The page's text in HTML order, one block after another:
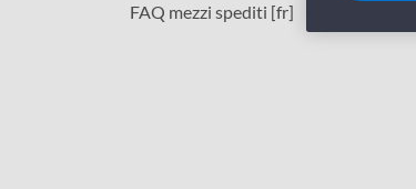
FAQ mezzi spediti [fr]